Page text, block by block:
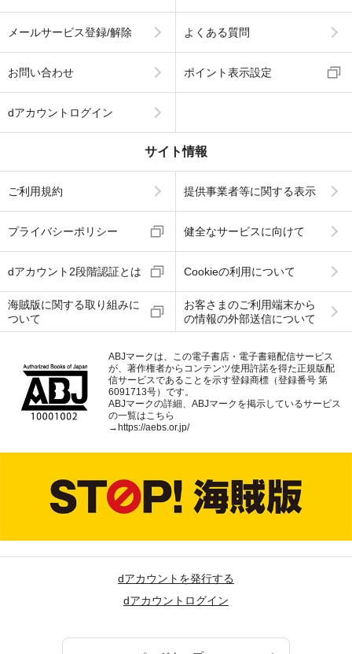
メールサービス登録/解除 よくある質問
お問い合わせ ポイント表示設定
dアカウントログイン
サイト情報
ご利用規約 提供事業者等に関する表示
プライバシーポリシー 健全なサービスに向けて
dアカウント2段階認証とは Cookieの利用について
海賊版に関する取り組みに
ついて
お客さまのご利用端末から
の情報の外部送信について
ABJマークは、この電子書店・電子書籍配信サービス
が、著作権者からコンテンツ使用許諾を得た正規版配
信サービスであることを示す登録商標（登録番号 第
6091713号）です。
ABJマークの詳細、ABJマークを掲示しているサービス
の一覧はこちら
→ https://aebs.or.jp/
dアカウントを発行する
dアカウントログイン